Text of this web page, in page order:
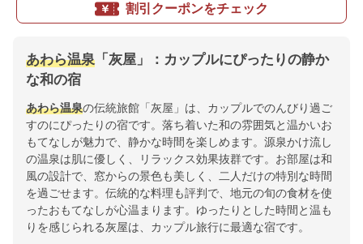
割引クーポンをチェック
あわら温泉 「灰屋」：カップルにぴったりの静か
な和の宿
あわら温泉の伝統旅館「灰屋」は、カップルでのんびり過ご
すのにぴったりの宿です。落ち着いた和の雰囲気と温かいお
もてなしが魅力で、静かな時間を楽しめます。源泉かけ流し
の温泉は肌に優しく、リラックス効果抜群です。お部屋は和
風の設計で、窓からの景色も美しく、二人だけの特別な時間
を過ごせます。伝統的な料理も評判で、地元の旬の食材を使
ったおもてなしが心温まります。ゆったりとした時間と温も
りを感じられる灰屋は、カップル旅行に最適な宿です。